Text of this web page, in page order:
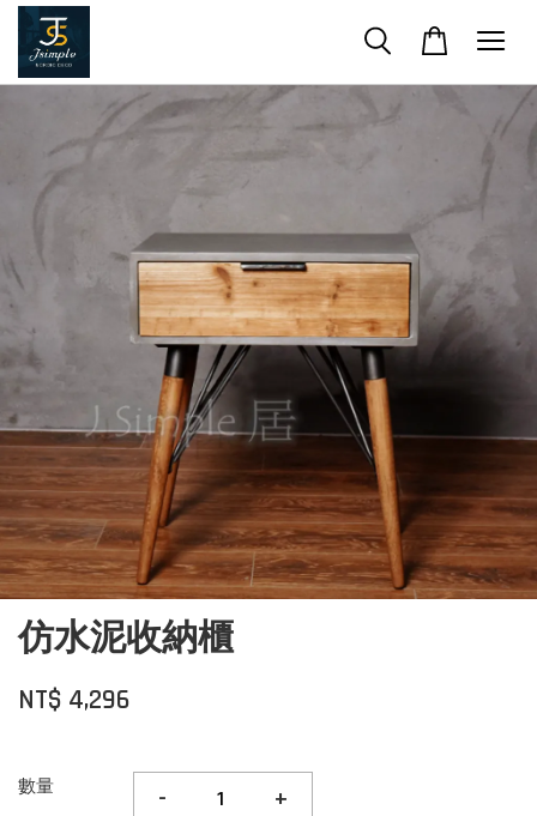
仿水泥收納櫃
NT$ 4,296
數量 - +